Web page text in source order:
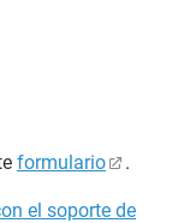
formulario .
el soporte de